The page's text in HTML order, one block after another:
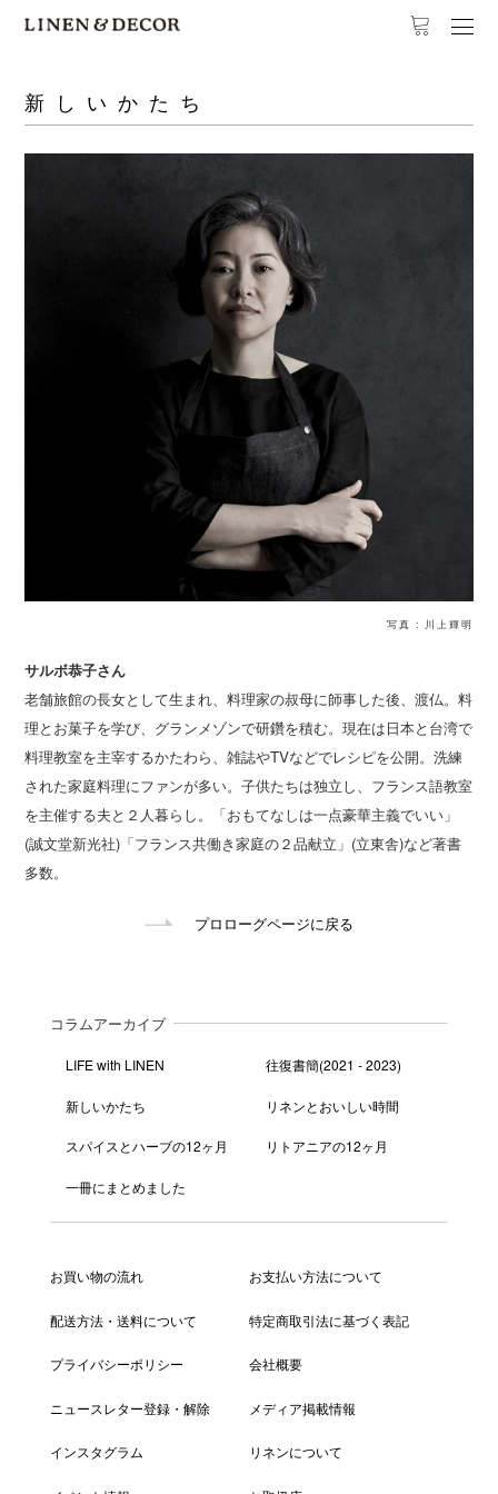
新しいかたち
写真 : 川上輝明
サルボ恭子さん
老舗旅館の長女として生まれ、料理家の叔母に師事した後、渡仏。料
理とお菓子を学び、グランメゾンで研鑽を積む。現在は日本と台湾で
料理教室を主宰するかたわら、雑誌やTVなどでレシピを公開。洗練
された家庭料理にファンが多い。子供たちは独立し、フランス語教室
を主催する夫と２人暮らし。「おもてなしは一点豪華主義でいい」
(誠文堂新光社)「フランス共働き家庭の２品献立」(立東舎)など著書
多数。
プロローグページに戻る
コラムアーカイブ
LIFE with LINEN 往復書簡(2021 - 2023)
新しいかたち リネンとおいしい時間
スパイスとハーブの12ヶ月 リトアニアの12ヶ月
一冊にまとめました
お買い物の流れ お支払い方法について
配送方法・送料について 特定商取引法に基づく表記
プライバシーポリシー 会社概要
ニュースレター登録・解除 メディア掲載情報
インスタグラム リネンについて